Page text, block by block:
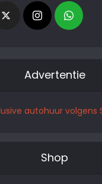
Advertentie
Shop